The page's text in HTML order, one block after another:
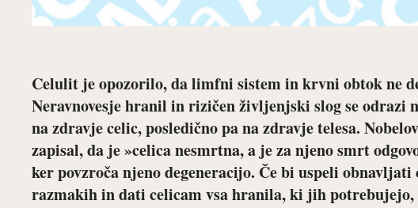
Celulit je opozorilo, da limfni sistem in krvni obtok ne
Neravnovesje hranil in rizičen življenjski slog se odrazi
na zdravje celic, posledično pa na zdravje telesa.
zapisal, da je »celica nesmrtna, a je za njeno smrt
ker povzroča njeno degeneracijo. Če bi uspeli
razmakih in dati celicam vsa hranila, ki jih